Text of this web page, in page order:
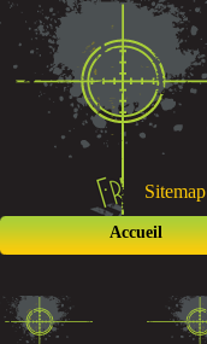
Sitemap
Accueil